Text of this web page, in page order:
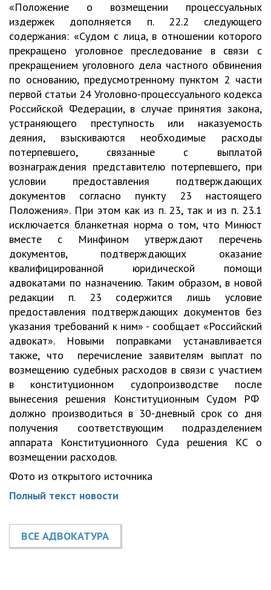
«Положение о возмещении процессуальных
издержек дополняется п. 22.2 следующего
содержания: «Судом с лица, в отношении которого
прекращено уголовное преследование в связи с
прекращением уголовного дела частного обвинения
по основанию, предусмотренному пунктом 2 части
первой статьи 24 Уголовно-процессуального кодекса
Российской Федерации, в случае принятия закона,
устраняющего преступность или наказуемость
деяния, взыскиваются необходимые расходы
потерпевшего, связанные с выплатой
вознаграждения представителю потерпевшего, при
условии предоставления подтверждающих
документов согласно пункту 23 настоящего
Положения». При этом как из п. 23, так и из п. 23.1
исключается бланкетная норма о том, что Минюст
вместе с Минфином утверждают перечень
документов, подтверждающих оказание
квалифицированной юридической помощи
адвокатами по назначению. Таким образом, в новой
редакции п. 23 содержится лишь условие
предоставления подтверждающих документов без
указания требований к ним» - сообщает «Российский
адвокат». Новыми поправками устанавливается
также, что перечисление заявителям выплат по
возмещению судебных расходов в связи с участием
в конституционном судопроизводстве после
вынесения решения Конституционным Судом РФ
должно производиться в 30-дневный срок со дня
получения соответствующим подразделением
аппарата Конституционного Суда решения КС о
возмещении расходов.
Фото из открытого источника
Полный текст новости
ВСЕ АДВОКАТУРА